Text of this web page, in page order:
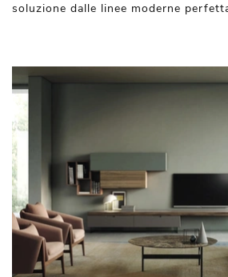
soluzione dalle linee moderne